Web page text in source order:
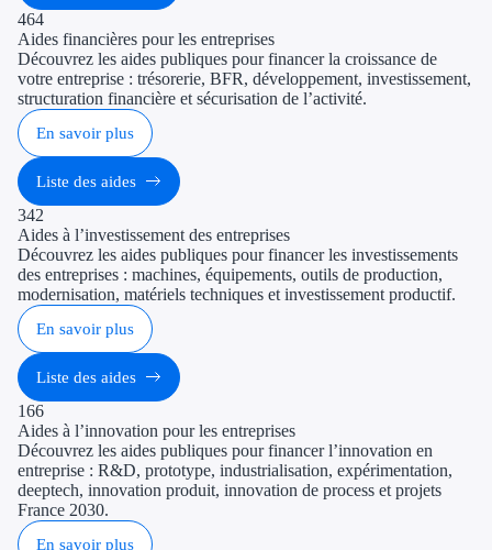
464
Aides financières pour les entreprises
Découvrez les aides publiques pour financer la croissance de
votre entreprise : trésorerie, BFR, développement, investissement,
structuration financière et sécurisation de l’activité.
En savoir plus
Liste des aides
342
Aides à l’investissement des entreprises
Découvrez les aides publiques pour financer les investissements
des entreprises : machines, équipements, outils de production,
modernisation, matériels techniques et investissement productif.
En savoir plus
Liste des aides
166
Aides à l’innovation pour les entreprises
Découvrez les aides publiques pour financer l’innovation en
entreprise : R&D, prototype, industrialisation, expérimentation,
deeptech, innovation produit, innovation de process et projets
France 2030.
En savoir plus